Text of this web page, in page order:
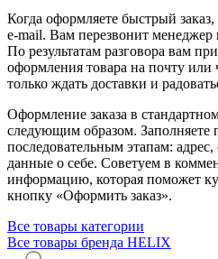
Когда оформляете быстрый
e-mail. Вам перезвонит менеджер
По результатам разговора вам
оформления товара на почту или
только ждать доставки и
Оформление заказа в
следующим образом. Заполняете
последовательным этапам:
данные о себе. Советуем в
информацию, которая поможет
кнопку «Оформить заказ».
Все товары категории
Все товары бренда HELIX